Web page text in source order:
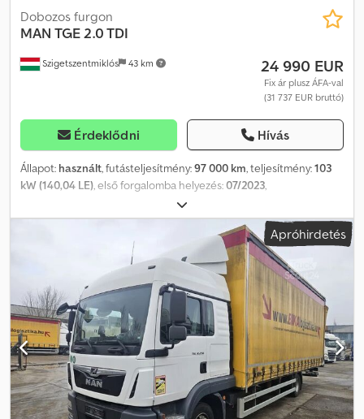
Szigetszentmiklós 43 km
Dobozos furgon
MAN TGE 2.0 TDI
24 990 EUR
Fix ár plusz ÁFA-val
(31 737 EUR bruttó)
Érdeklődni Hívás
Állapot: használt, futásteljesítmény:97 000 km, teljesítmény:103
kW (140,04 LE), első forgalomba helyezés:07/2023,
, össztömeg:
hajtástípus:mechanikai, kibocsátási osztály:Euro 6, ülések száma:
, rakodótér szélesség:1 770 mm,
1 960 mm , Gyártási év: 2023, Felszereltség:
elektronikus stabilitásprogram (ESP), központi zár,
légkondicionálás , Főbb felszereltség: Bluetooth, multimédia
rendszer, multifunkciós kormánykerék, elektromos tükrök és
ablakok stb. Hívjon minket WhatsApp/Viber-en is) E-mail: Dcjdpfx
Afjzr S Rpo Rjk
Apróhirdetés